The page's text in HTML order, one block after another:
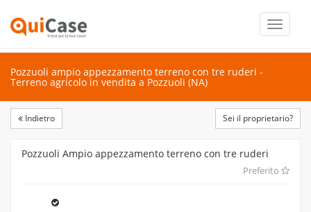
Toggle
Pozzuoli ampio appezzamento terreno con tre ruderi -
Terreno agricolo in vendita a Pozzuoli (NA)
Indietro Sei il proprietario?
Pozzuoli Ampio appezzamento terreno con tre ruderi
Preferito